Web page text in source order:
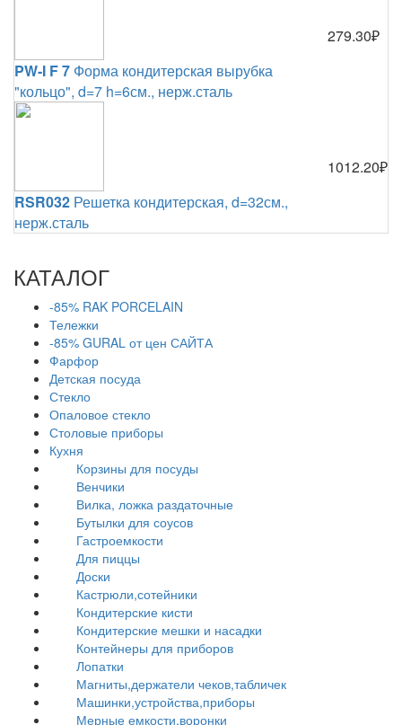
PW-I F 7 Форма кондитерская вырубка
"кольцо", d=7 h=6см., нерж.сталь
279.30₽
RSR032 Решетка кондитерская, d=32см.,
нерж.сталь
1012.20₽
КАТАЛОГ
-85% RAK PORCELAIN
Тележки
-85% GURAL от цен САЙТА
Фарфор
Детская посуда
Стекло
Опаловое стекло
Столовые приборы
Кухня
Корзины для посуды
Венчики
Вилка, ложка раздаточные
Бутылки для соусов
Гастроемкости
Для пиццы
Доски
Кастрюли,сотейники
Кондитерские кисти
Кондитерские мешки и насадки
Контейнеры для приборов
Лопатки
Магниты,держатели чеков,табличек
Машинки,устройства,приборы
Мерные емкости,воронки